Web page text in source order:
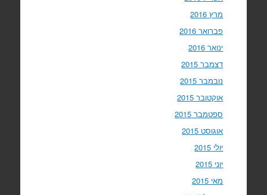
מרץ 2016
פברואר 2016
ינואר 2016
דצמבר 2015
נובמבר 2015
אוקטובר 2015
ספטמבר 2015
אוגוסט 2015
יולי 2015
יוני 2015
מאי 2015